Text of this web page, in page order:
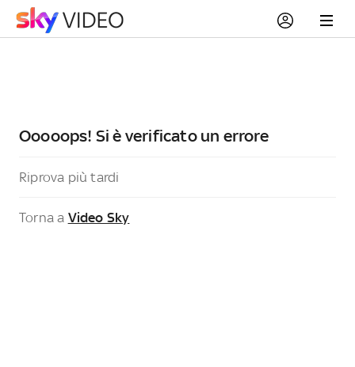
Ooooops! Si è verificato un errore
Riprova più tardi
Torna a Video Sky